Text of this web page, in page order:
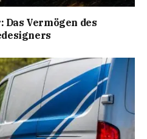
Vermögen des